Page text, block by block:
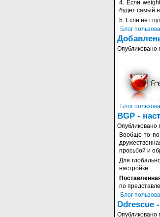
4. Если
будет самый
5. Если нет
Блог
Опубликовано
Блог
BGP -
Опубликовано
Вообще-то
просьбой и
Для
настройке.
по
Блог
Ddrescue
Опубликовано